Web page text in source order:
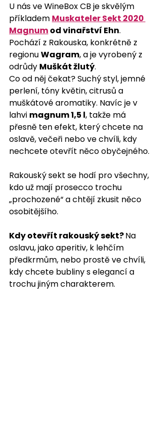
U nás ve WineBox CB je skvělým
příkladem Muskateler Sekt 2020
Magnum od vinařství Ehn.
Pochází z Rakouska, konkrétně z
regionu Wagram, a je vyrobený z
odrůdy Muškát žlutý.
Co od něj čekat? Suchý styl, jemné
perlení, tóny květin, citrusů a
muškátové aromatiky. Navíc je v
lahvi magnum 1,5 l, takže má
přesně ten efekt, který chcete na
oslavě, večeři nebo ve chvíli, kdy
nechcete otevřít něco obyčejného.
Rakouský sekt se hodí pro všechny,
kdo už mají prosecco trochu
„prochozené“ a chtějí zkusit něco
osobitějšího.
Kdy otevřít rakouský sekt? Na
oslavu, jako aperitiv, k lehčím
předkrmům, nebo prostě ve chvíli,
kdy chcete bubliny s elegancí a
trochu jiným charakterem.